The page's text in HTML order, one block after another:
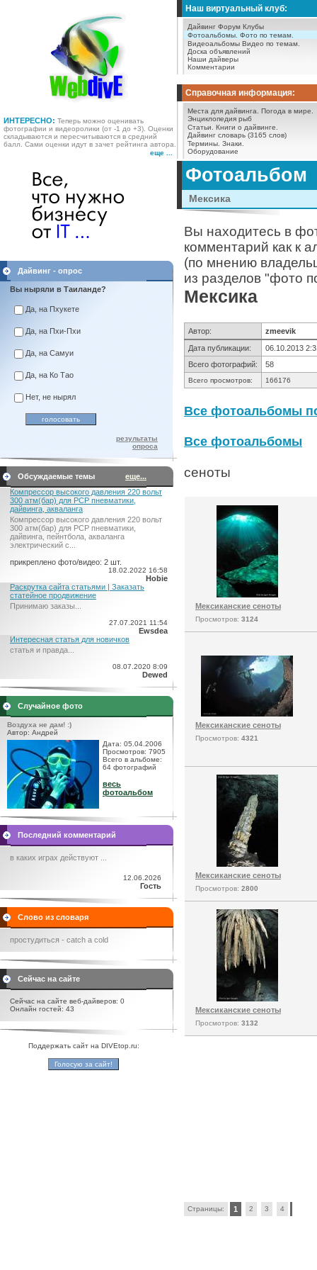
ИНТЕРЕСНО: Теперь можно оценивать
фотографии и видеоролики (от -1 до +3). Оценки
складываются и пересчитываются в средний
балл. Сами оценки идут в зачет рейтинга автора.
еще ...
Наш виртуальный клуб:
Дайвинг Форум Клубы
Фотоальбомы. Фото по темам.
Видеоальбомы Видео по темам.
Доска объявлений
Наши дайверы
Комментарии
Справочная информация:
Места для дайвинга.
Погода в мире.
Энциклопедия рыб
Статьи.
Книги о дайвинге.
Дайвинг словарь (3165 слов)
Термины. Знаки.
Оборудование
Дайвинг - опрос
Вы ныряли в Таиланде?
Да, на Пхукете
Да, на Пхи-Пхи
Да, на Самуи
Да, на Ко Тао
Нет, не нырял
результаты
опроса
Обсуждаемые темы
еще...
Компрессор высокого давления 220 вольт
300 атм(бар) для PCP пневматики,
дайвинга, акваланга
Компрессор высокого давления 220 вольт
300 атм(бар) для PCP пневматики,
дайвинга, пейнтбола, акваланга
электрический c...
прикреплено фото/видео: 2 шт.
18.02.2022 16:58
Hobie
Раскрутка сайта статьями | Заказать
статейное продвижение
Принимаю заказы...
27.07.2021 11:54
Ewsdea
Интересная статья для новичков
статья и правда...
08.07.2020 8:09
Dewed
Случайное фото
Воздуха не дам! :)
Автор: Андрей
Дата: 05.04.2006
Просмотров: 7905
Всего в альбоме:
64 фотографий
весь
фотоальбом
Последний комментарий
в каких играх действуют ...
12.06.2026
Гость
Слово из словаря
простудиться - catch a cold
Сейчас на сайте
Сейчас на сайте веб-дайверов: 0
Онлайн гостей: 43
Поддержать сайт на DIVEtop.ru:
Фотоальбом
Мексика
Вы находитесь в
комментарий как к
(по мнению
из разделов "фото
Мексика
Автор:
zmeevik
Дата публикации:
06.10.2013
Всего фотографий:
58
Всего просмотров: 166176
Все фотоальбомы
Все фотоальбомы
сеноты
Мексиканские сеноты
Просмотров: 3124
Мексиканские сеноты
Просмотров: 4321
Мексиканские сеноты
Просмотров: 2800
Мексиканские сеноты
Просмотров: 3132
Страницы: 1 2 3 4